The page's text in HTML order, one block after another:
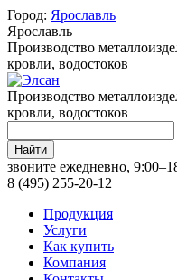
Город: Ярославль
Ярославль
Производство
кровли, водостоков
Производство
кровли, водостоков
Найти
звоните ежедневно,
8 (495) 255-20-12
Продукция
Услуги
Как купить
Компания